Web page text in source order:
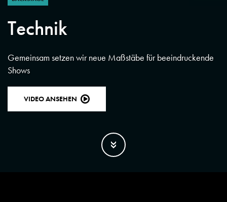
Technik
Gemeinsam setzen wir neue Maßstäbe für beeindruckende
Shows
VIDEO ANSEHEN